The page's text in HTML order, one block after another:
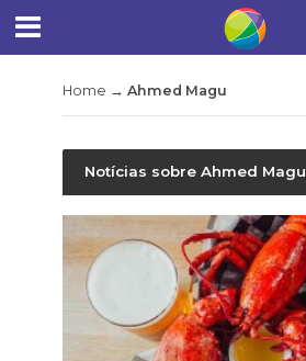
Home → Ahmed Magu
Notícias sobre Ahmed Magu